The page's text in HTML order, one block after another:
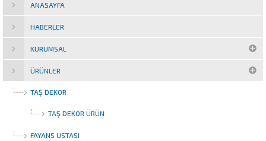
ANASAYFA
HABERLER
KURUMSAL
ÜRÜNLER
TAŞ DEKOR
TAŞ DEKOR ÜRÜN
FAYANS USTASI